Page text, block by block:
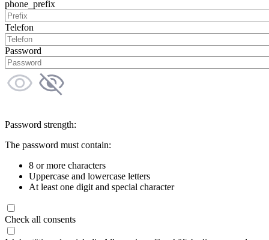
phone_prefix
Telefon
Password
Password strength:
The password must contain:
8 or more characters
Uppercase and lowercase letters
At least one digit and special character
Check all consents